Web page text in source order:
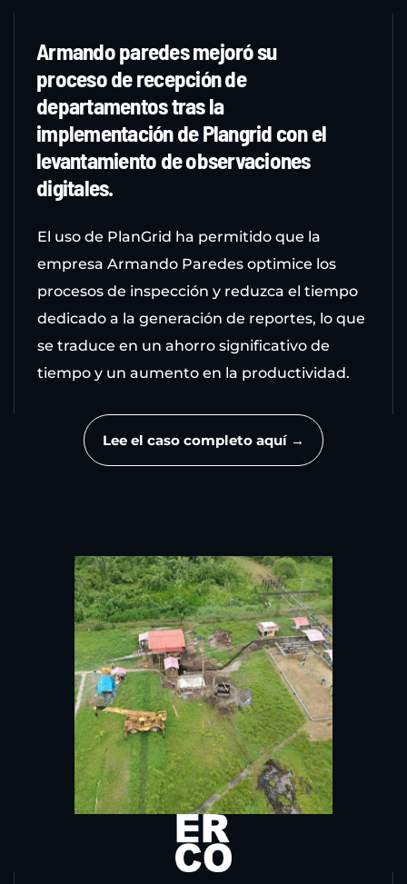
El uso de PlanGrid ha permitido que la
empresa Armando Paredes optimice los
procesos de inspección y reduzca el tiempo
dedicado a la generación de reportes, lo que
se traduce en un ahorro significativo de
tiempo y un aumento en la productividad.
Armando paredes mejoró su
proceso de recepción de
departamentos tras la
implementación de Plangrid con el
levantamiento de observaciones
digitales.
Lee el caso completo aquí →